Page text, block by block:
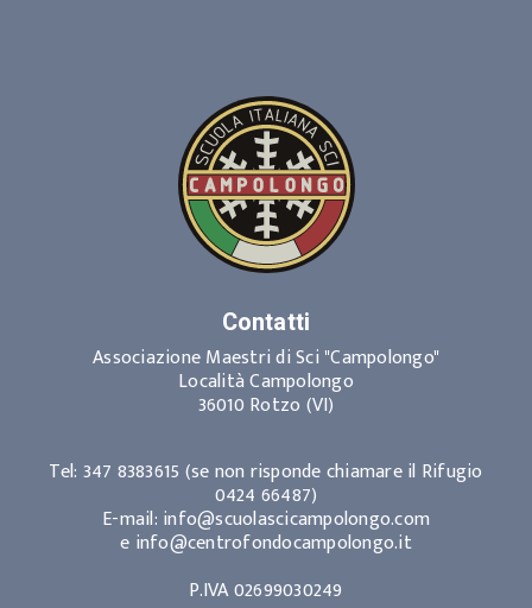
Contatti
Associazione Maestri di Sci "Campolongo"
Località Campolongo
36010 Rotzo (VI)
Tel: 347 8383615 (se non risponde chiamare il Rifugio
0424 66487)
E-mail: info@scuolascicampolongo.com
e info@centrofondocampolongo.it
P.IVA 02699030249